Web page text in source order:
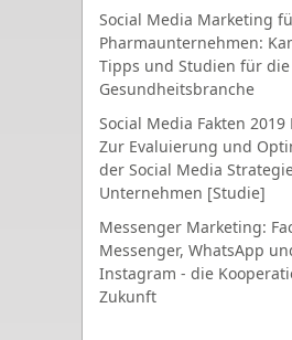
Social Media Marketing
Pharmaunternehmen:
Tipps und Studien für die
Gesundheitsbranche
Social Media Fakten 2019
Zur Evaluierung und
der Social Media
Unternehmen [Studie]
Messenger Marketing:
Messenger, WhatsApp
Instagram - die
Zukunft